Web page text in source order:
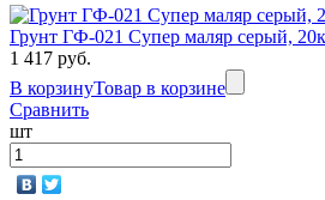
Грунт ГФ-021 Супер маляр серый,
1 417 руб.
В корзинуТовар в корзине
Сравнить
шт